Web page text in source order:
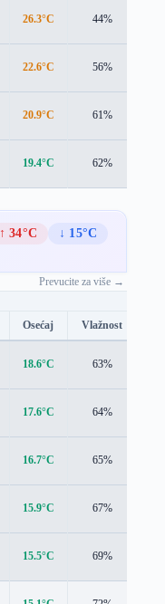
26.3°C 44%
22.6°C 56%
20.9°C 61%
19.4°C 62%
↑ 34°C
↓ 15°C
Prevucite za više →
Osećaj Vlažnost
18.6°C 63%
17.6°C 64%
16.7°C 65%
15.9°C 67%
15.5°C 69%